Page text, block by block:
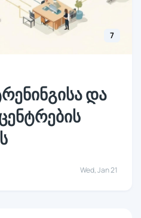
7
და
Wed, Jan 21